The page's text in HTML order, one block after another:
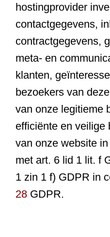
hostingprovider
contactgegevens,
contractgegevens,
meta- en
klanten,
bezoekers van
van onze legitieme
efficiënte en veilige
van onze website
met art. 6 lid 1 lit. f
1 zin 1 f) GDPR in
28 GDPR.